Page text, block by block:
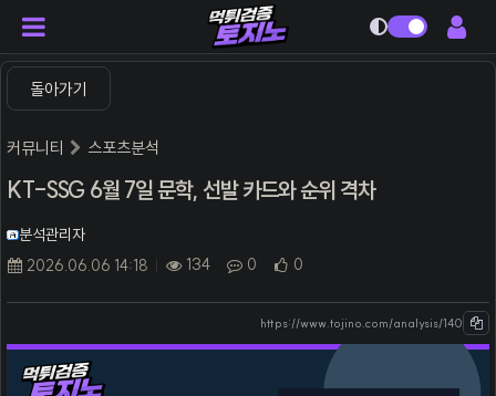
다크모드
돌아가기
커뮤니티 스포츠분석
KT-SSG 6월 7일 문학, 선발 카드와 순위 격차
분석관리자
2026.06.06 14:18
134 0 0
https://www.tojino.com/analysis/140
본문